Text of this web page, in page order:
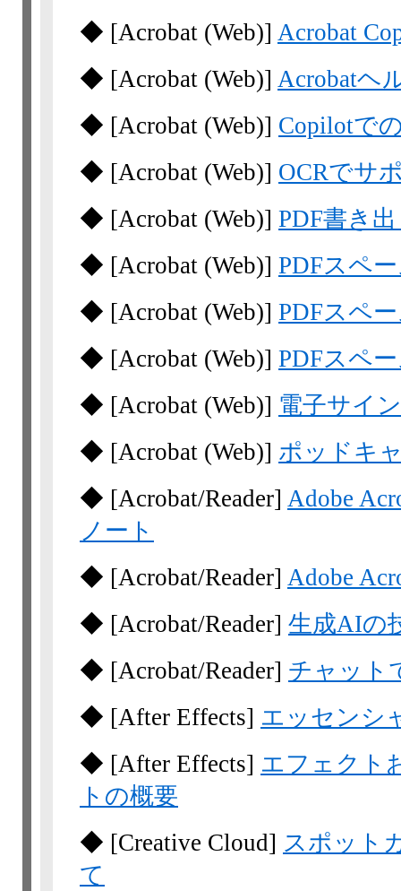
◆ [Acrobat (Web)] Acrobat
◆ [Acrobat (Web)] Acrobatヘ
◆ [Acrobat (Web)] Copilotで
◆ [Acrobat (Web)] OCRでサ
◆ [Acrobat (Web)] PDF書き
◆ [Acrobat (Web)] PDFスペ
◆ [Acrobat (Web)] PDFスペ
◆ [Acrobat (Web)] PDFスペ
◆ [Acrobat (Web)] 電子サイ
◆ [Acrobat (Web)] ポッドキ
◆ [Acrobat/Reader] Adobe
ノート
◆ [Acrobat/Reader] Adobe
◆ [Acrobat/Reader] 生成AIの
◆ [Acrobat/Reader] チャット
◆ [After Effects] エッセンシ
◆ [After Effects] エフェクト
トの概要
◆ [Creative Cloud] スポット
て